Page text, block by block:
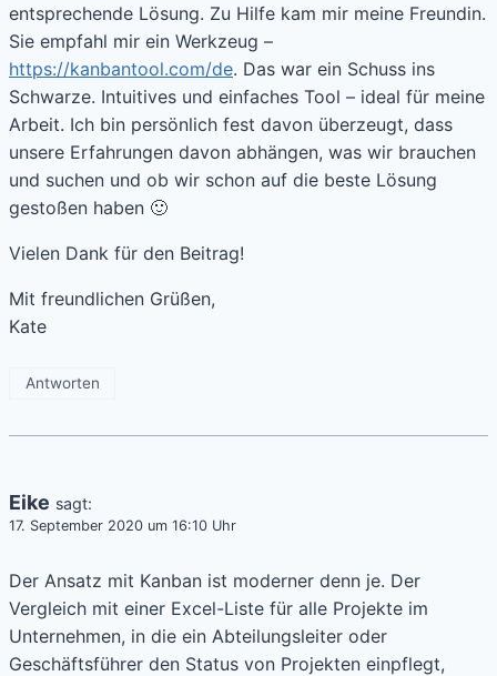
entsprechende Lösung. Zu Hilfe kam mir meine Freundin.
Sie empfahl mir ein Werkzeug –
https://kanbantool.com/de. Das war ein Schuss ins
Schwarze. Intuitives und einfaches Tool – ideal für meine
Arbeit. Ich bin persönlich fest davon überzeugt, dass
unsere Erfahrungen davon abhängen, was wir brauchen
und suchen und ob wir schon auf die beste Lösung
gestoßen haben 🙂
Vielen Dank für den Beitrag!
Mit freundlichen Grüßen,
Kate
Antworten
Eike sagt:
17. September 2020 um 16:10 Uhr
Der Ansatz mit Kanban ist moderner denn je. Der
Vergleich mit einer Excel-Liste für alle Projekte im
Unternehmen, in die ein Abteilungsleiter oder
Geschäftsführer den Status von Projekten einpflegt,